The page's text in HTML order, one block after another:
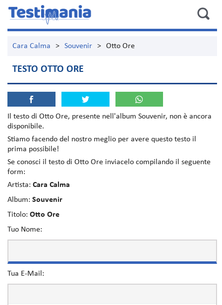
Cara Calma > Souvenir > Otto Ore
TESTO OTTO ORE
Il testo di Otto Ore, presente nell'album Souvenir, non è ancora
disponibile.
Stiamo facendo del nostro meglio per avere questo testo il
prima possibile!
Se conosci il testo di Otto Ore inviacelo compilando il seguente
form:
Artista: Cara Calma
Album: Souvenir
Titolo: Otto Ore
Tuo Nome:
Tua E-Mail: